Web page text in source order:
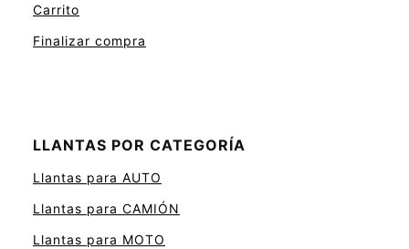
Carrito
Finalizar compra
LLANTAS POR CATEGORÍA
Llantas para AUTO
Llantas para CAMIÓN
Llantas para MOTO